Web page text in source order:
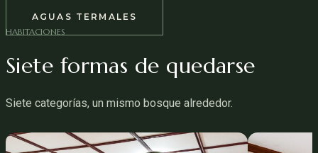
AGUAS TERMALES
HABITACIONES
Siete formas de quedarse
Siete categorías, un mismo bosque alrededor.